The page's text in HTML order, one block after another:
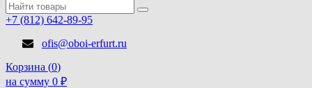
+7 (812) 642-89-95
ofis@oboi-erfurt.ru
Корзина (0)
на сумму 0 ₽